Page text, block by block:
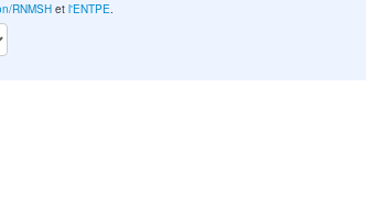
RNMSH etl'ENTPE.